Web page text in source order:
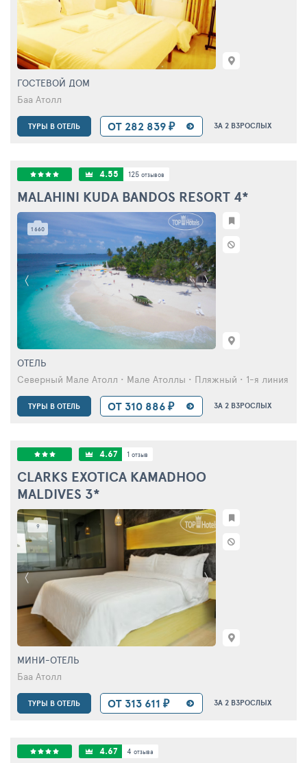
ГОСТЕВОЙ ДОМ
Баа Атолл
ТУРЫ В ОТЕЛЬ ОТ 282 839 ₽ ЗА 2 ВЗРОСЛЫХ
1 660
4.55 125 отзывов
MALAHINI KUDA BANDOS RESORT 4*
ОТЕЛЬ
Северный Мале Атолл • Мале Атоллы • Пляжный • 1-я линия от
ТУРЫ В ОТЕЛЬ ОТ 310 886 ₽ ЗА 2 ВЗРОСЛЫХ
9
4.67 1 отзыв
CLARKS EXOTICA KAMADHOO
MALDIVES 3*
МИНИ-ОТЕЛЬ
Баа Атолл
ТУРЫ В ОТЕЛЬ ОТ 313 611 ₽ ЗА 2 ВЗРОСЛЫХ
4.67 4 отзыва